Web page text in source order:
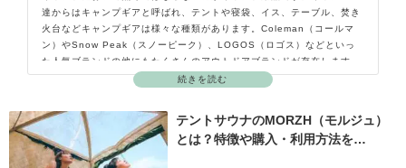
続きを読む
達からはキャンプギアと呼ばれ、テントや寝袋、イス、テーブル、焚き
火台などキャンプギアは様々な種類があります。Coleman（コールマ
ン）やSnow Peak（スノーピーク）、LOGOS（ロゴス）などといっ
た人気ブランドの他にもたくさんのアウトドアブランドが存在します。
最近ではキャンプ好きの方がガレージブランドを立ち上げて自分のこだ
を知れば知るほどキャンプをしたくなり、キャンプの楽しさが広がって
いきます。ここではキャンプギア（キャンプ用品）の種類やおすすめの
ポイント、使用方法などをご紹介していきます。
テントサウナのMORZH（モルジュ）
とは？特徴や購入・利用方法を…